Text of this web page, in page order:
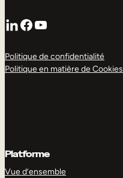
LinkedIn
Facebook
YouTube
Politique de confidentialité
Politique en matière de Cookies
Platforme
Vue d’ensemble